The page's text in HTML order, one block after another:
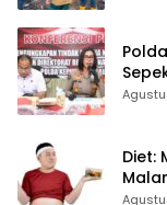
402
Diet: